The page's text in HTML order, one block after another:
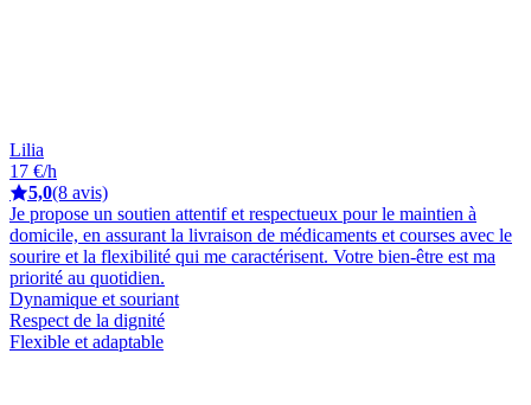
Lilia
17 €/h
5,0(8 avis)
Je propose un soutien attentif et respectueux pour le maintien à
domicile, en assurant la livraison de médicaments et courses avec le
sourire et la flexibilité qui me caractérisent. Votre bien-être est ma
priorité au quotidien.
Dynamique et souriant
Respect de la dignité
Flexible et adaptable